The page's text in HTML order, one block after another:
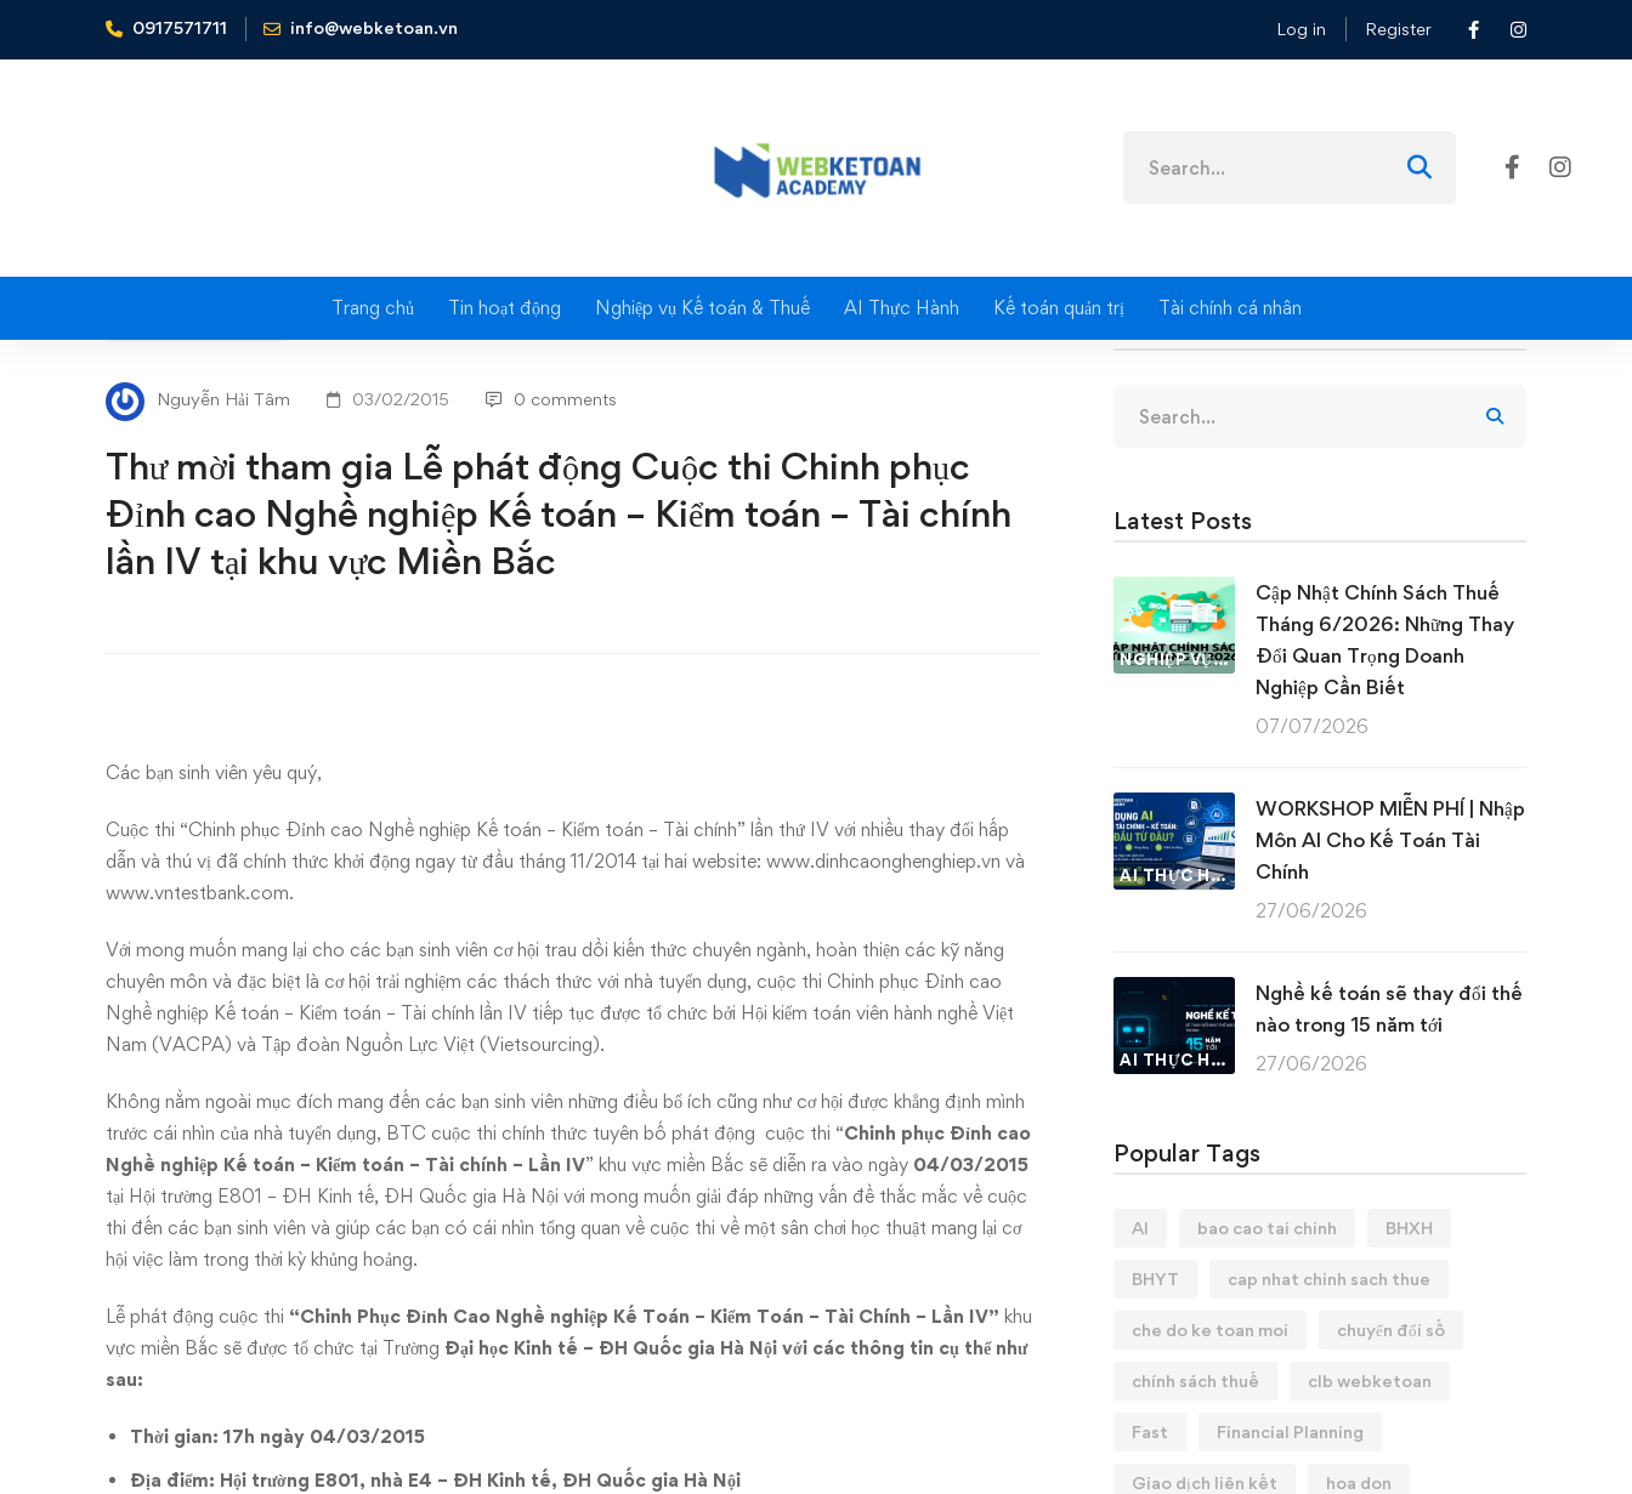
0917571711 info@webketoan.vn Log in Register
for:
Trang chủ Tin hoạt động Nghiệp vụ Kế toán & Thuế AI Thực Hành Kế toán quản trị Tài chính cá nhân
Home Tin tức - Sự kiện Thư mời tham gia Lễ phát động Cuộc thi Chinh phục Đỉnh cao Nghề nghiệp Kế toán - Kiểm toán - Tài chính lần IV tại khu vực Miền Bắc
Thư
mời
tham
gia
Lễ
thi
Chinh
phục
Đỉnh
cao
Nghề
nghiệp
Kế
toán
–
Kiểm
toán
Tài
Nguyễn Hải Tâm 03/02/2015 0 comments
Thư mời tham gia Lễ phát động Cuộc thi Chinh phục
Đỉnh cao Nghề nghiệp Kế toán – Kiểm toán – Tài chính
lần IV tại khu vực Miền Bắc
Các bạn sinh viên yêu quý,
Cuộc thi “Chinh phục Đỉnh cao Nghề nghiệp Kế toán – Kiểm toán – Tài chính” lần thứ IV với nhiều thay đổi hấp
dẫn và thú vị đã chính thức khởi động ngay từ đầu tháng 11/2014 tại hai website: www.dinhcaonghenghiep.vn và
www.vntestbank.com.
Với mong muốn mang lại cho các bạn sinh viên cơ hội trau dồi kiến thức chuyên ngành, hoàn thiện các kỹ năng
chuyên môn và đặc biệt là cơ hội trải nghiệm các thách thức với nhà tuyển dụng, cuộc thi Chinh phục Đỉnh cao
Nghề nghiệp Kế toán – Kiểm toán – Tài chính lần IV tiếp tục được tổ chức bởi Hội kiểm toán viên hành nghề Việt
Nam (VACPA) và Tập đoàn Nguồn Lực Việt (Vietsourcing).
Không nằm ngoài mục đích mang đến các bạn sinh viên những điều bổ ích cũng như cơ hội được khẳng định mình
trước cái nhìn của nhà tuyển dụng, BTC cuộc thi chính thức tuyên bố phát động cuộc thi “Chinh phục Đỉnh cao
Nghề nghiệp Kế toán – Kiểm toán – Tài chính – Lần IV” khu vực miền Bắc sẽ diễn ra vào ngày 04/03/2015
tại Hội trường E801 – ĐH Kinh tế, ĐH Quốc gia Hà Nội với mong muốn giải đáp những vấn đề thắc mắc về cuộc
thi đến các bạn sinh viên và giúp các bạn có cái nhìn tổng quan về cuộc thi về một sân chơi học thuật mang lại cơ
hội việc làm trong thời kỳ khủng hoảng.
Lễ phát động cuộc thi “Chinh Phục Đỉnh Cao Nghề nghiệp Kế Toán – Kiểm Toán – Tài Chính – Lần IV” khu
vực miền Bắc sẽ được tổ chức tại Trường Đại học Kinh tế – ĐH Quốc gia Hà Nội với các thông tin cụ thể như
sau:
Thời gian: 17h ngày 04/03/2015
Địa điểm: Hội trường E801, nhà E4 – ĐH Kinh tế, ĐH Quốc gia Hà Nội
for:
Latest Posts
NGHIỆP VỤ KẾ TOÁN & THUẾ
Cập Nhật Chính Sách Thuế
Tháng 6/2026: Những Thay
Đổi Quan Trọng Doanh
Nghiệp Cần Biết
07/07/2026
AI THỰC HÀNH
WORKSHOP MIỄN PHÍ | Nhập
Môn AI Cho Kế Toán Tài
Chính
27/06/2026
AI THỰC HÀNH
Nghề kế toán sẽ thay đổi thế
nào trong 15 năm tới
27/06/2026
Popular Tags
AI bao cao tai chinh BHXH
BHYT cap nhat chinh sach thue
che do ke toan moi chuyển đổi số
chính sách thuế clb webketoan
Fast Financial Planning
Giao dịch liên kết hoa don